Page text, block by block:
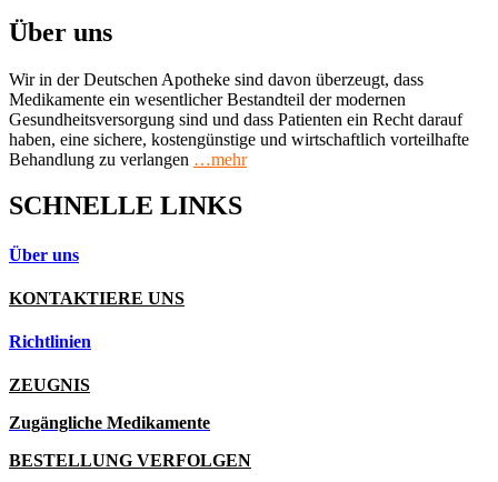
Über uns
Wir in der Deutschen Apotheke sind davon überzeugt, dass
Medikamente ein wesentlicher Bestandteil der modernen
Gesundheitsversorgung sind und dass Patienten ein Recht darauf
haben, eine sichere, kostengünstige und wirtschaftlich vorteilhafte
Behandlung zu verlangen …mehr
SCHNELLE LINKS
Über uns
KONTAKTIERE UNS
Richtlinien
ZEUGNIS
Zugängliche Medikamente
BESTELLUNG VERFOLGEN